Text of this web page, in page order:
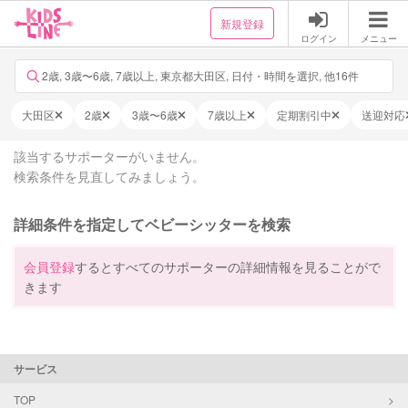
新規登録
ログイン メニュー
2歳, 3歳〜6歳, 7歳以上, 東京都大田区, 日付・時間を選択, 他16件
大田区 2歳 3歳〜6歳 7歳以上 定期割引中 送迎対応
該当するサポーターがいません。
検索条件を見直してみましょう。
詳細条件を指定してベビーシッターを検索
会員登録するとすべてのサポーターの詳細情報を見ることがで
きます
サービス
TOP